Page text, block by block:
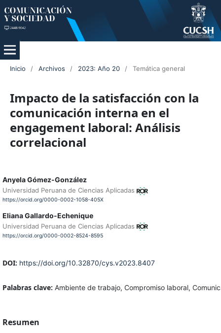
Inicio / Archivos / 2023: Año 20 / Temática general
Impacto de la satisfacción con la
comunicación interna en el
engagement laboral: Análisis
correlacional
Anyela Gómez-González
Universidad Peruana de Ciencias Aplicadas
https://orcid.org/0000-0002-1058-405X
Eliana Gallardo-Echenique
Universidad Peruana de Ciencias Aplicadas
https://orcid.org/0000-0002-8524-8595
DOI: https://doi.org/10.32870/cys.v2023.8407
Palabras clave: Ambiente de trabajo, Compromiso laboral,
Resumen